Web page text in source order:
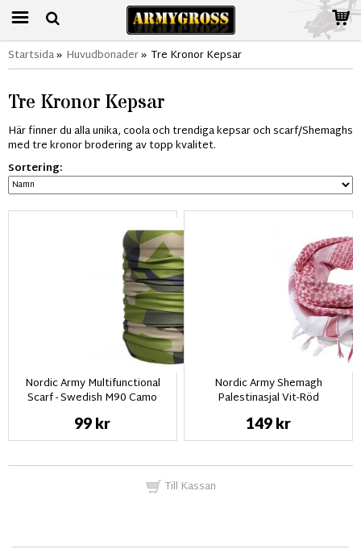
Startsida» Huvudbonader» Tre Kronor Kepsar
Tre Kronor Kepsar
Här finner du alla unika, coola och trendiga kepsar och scarf/Shemaghs
med tre kronor brodering av topp kvalitet.
Sortering:
Nordic Army Multifunctional
Scarf - Swedish M90 Camo
99 kr
Nordic Army Shemagh
Palestinasjal Vit-Röd
149 kr
Till Kassan